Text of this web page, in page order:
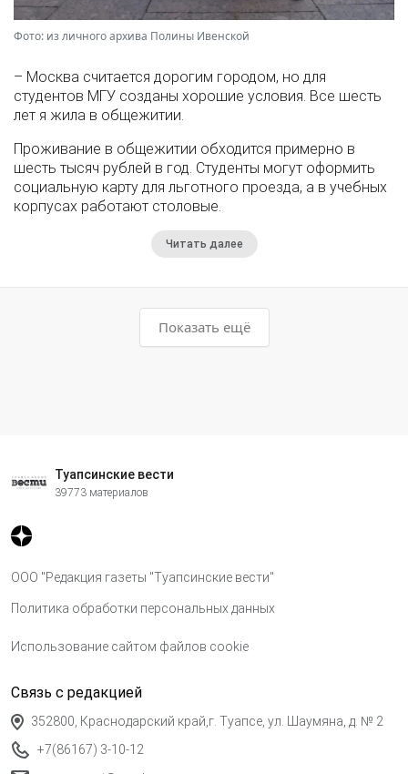
Фото: из личного архива Полины Ивенской
– Москва считается дорогим городом, но для
студентов МГУ созданы хорошие условия. Все шесть
лет я жила в общежитии.
Проживание в общежитии обходится примерно в
шесть тысяч рублей в год. Студенты могут оформить
социальную карту для льготного проезда, а в учебных
корпусах работают столовые.
Читать далее
Показать ещё
Туапсинские вести
39773 материалов
ООО "Редакция газеты "Туапсинские вести"
Политика обработки персональных данных
Использование сайтом файлов cookie
Связь с редакцией
352800, Краснодарский край,г. Туапсе, ул. Шаумяна, д. № 2
+7(86167) 3-10-12